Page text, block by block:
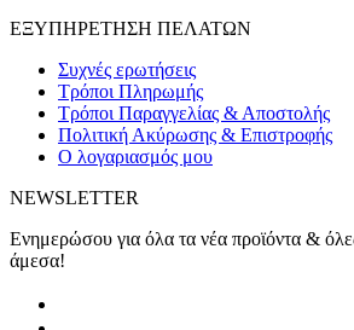
ΕΞΥΠΗΡΕΤΗΣΗ ΠΕΛΑΤΩΝ
Συχνές ερωτήσεις
Τρόποι Πληρωμής
Τρόποι Παραγγελίας & Αποστολής
Πολιτική Ακύρωσης & Επιστροφής
Ο λογαριασμός μου
NEWSLETTER
Ενημερώσου για όλα τα νέα προϊόντα &
άμεσα!